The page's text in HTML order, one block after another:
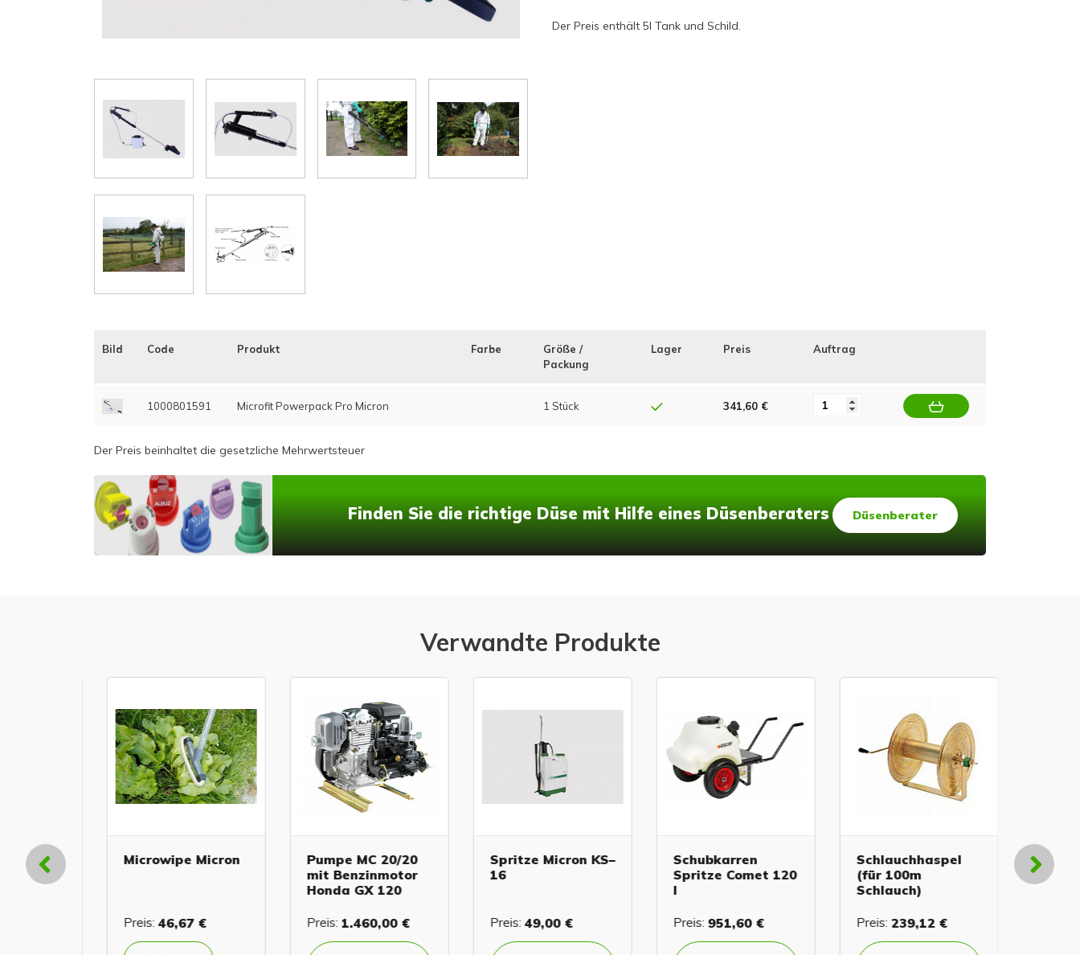
Der Preis enthält 5l Tank und Schild.
Bild Code Produkt Farbe
Größe /
Packung
Lager Preis Auftrag
1000801591 Microfit Powerpack Pro Micron 1 Stück 341,60 €
Der Preis beinhaltet die gesetzliche Mehrwertsteuer
Finden Sie die richtige Düse mit Hilfe eines Düsenberaters Düsenberater
Verwandte Produkte
Microwipe Micron
Preis: 46,67 €
Pumpe MC 20/20
mit Benzinmotor
Honda GX 120
Preis: 1.460,00 €
Spritze Micron KS–
16
Preis: 49,00 €
Schubkarren
Spritze Comet 120
Preis: 951,60 €
Schlauchhaspel
(für 100m
Schlauch)
Preis: 239,12 €
Micron